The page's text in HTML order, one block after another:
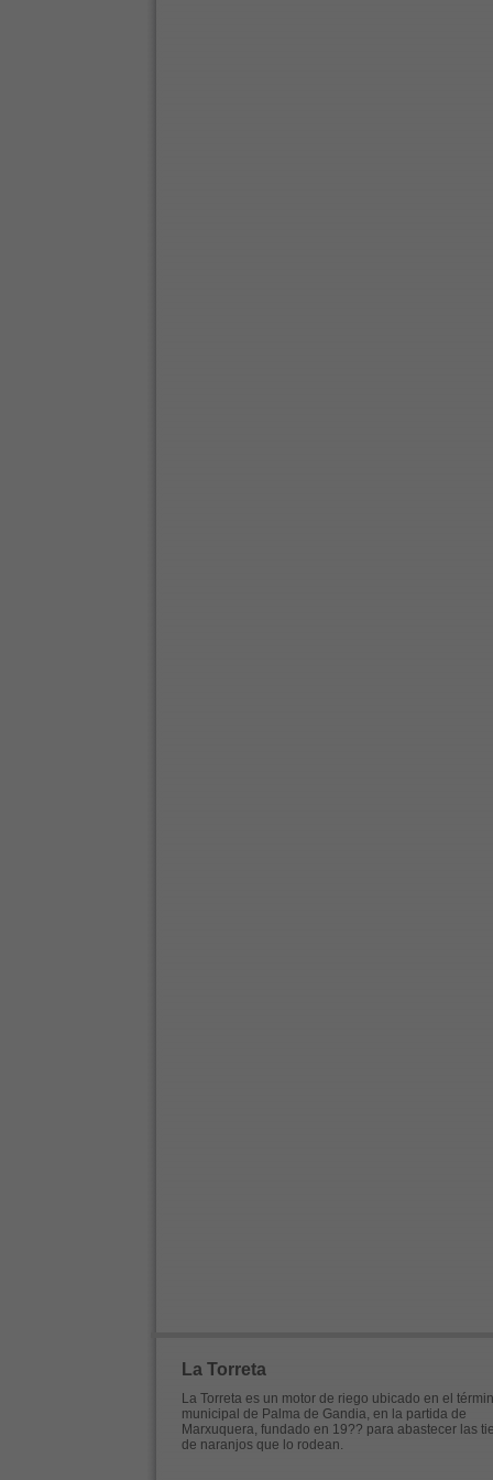
La Torreta
La Torreta es un motor de riego ubicado en el
municipal de Palma de Gandia, en la partida de
Marxuquera, fundado en 19?? para abastecer las
de naranjos que lo rodean.